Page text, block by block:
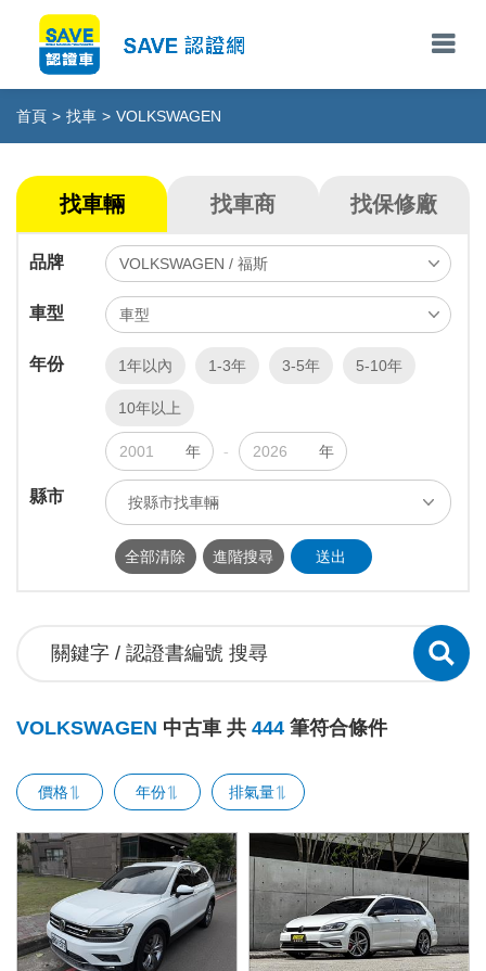
首頁 > 找車 > VOLKSWAGEN
找車輛 找車商 找保修廠
品牌
車型
年份 1年以內 1-3年 3-5年 5-10年
10年以上
年 - 年
縣市 按縣市找車輛
ALL 台北市 新北市 基隆市
全部清除 進階搜尋 送出
VOLKSWAGEN 中古車 共 444 筆符合條件
價格 年份 排氣量